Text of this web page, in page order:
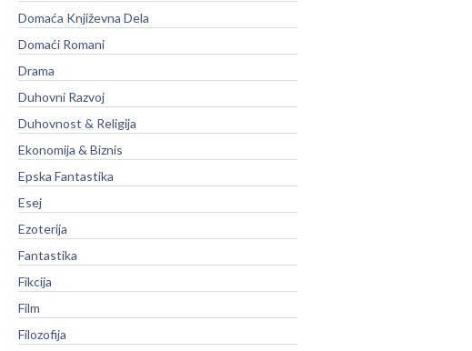
Domaća Književna Dela
Domaći Romani
Drama
Duhovni Razvoj
Duhovnost & Religija
Ekonomija & Biznis
Epska Fantastika
Esej
Ezoterija
Fantastika
Fikcija
Film
Filozofija